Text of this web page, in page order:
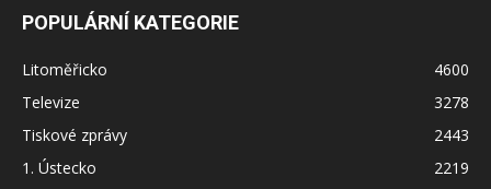
POPULÁRNÍ KATEGORIE
Litoměřicko
4600
Televize
3278
Tiskové zprávy
2443
1. Ústecko
2219